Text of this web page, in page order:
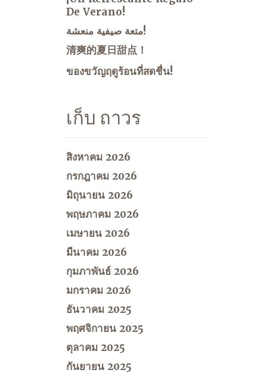
De Verano!
متعة صيفية منعشة!
清爽的夏日甜点！
ของขวัญฤดูร้อนที่สดชื่น!
เก็บ ถาวร
สิงหาคม 2026
กรกฎาคม 2026
มิถุนายน 2026
พฤษภาคม 2026
เมษายน 2026
มีนาคม 2026
กุมภาพันธ์ 2026
มกราคม 2026
ธันวาคม 2025
พฤศจิกายน 2025
ตุลาคม 2025
กันยายน 2025